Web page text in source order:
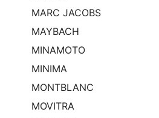
MARC JACOBS
MAYBACH
MINAMOTO
MINIMA
MONTBLANC
MOVITRA